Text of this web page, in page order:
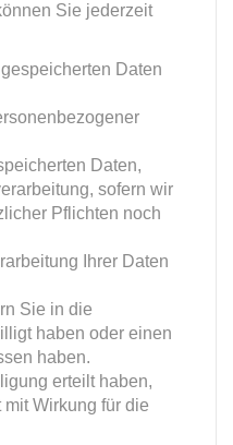
Sie jederzeit
Daten
Daten,
sofern wir
Pflichten noch
Ihrer Daten
Sie in die
haben oder einen
haben.
erteilt haben,
Wirkung für die